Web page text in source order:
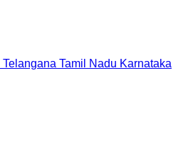
Telangana Tamil Nadu Karnataka